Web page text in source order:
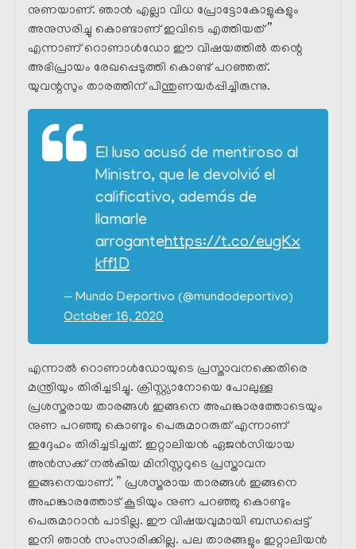
നുണയാണ്. ഞാൻ എല്ലാ വിധ പ്രോട്ടോകോളുകളും
അനുസരിച്ചു കൊണ്ടാണ് ഇവിടെ എത്തിയത് ”
എന്നാണ് റൊണാൾഡോ ഈ വിഷയത്തിൽ തന്റെ
അഭിപ്രായം രേഖപ്പെടുത്തി കൊണ്ട് പറഞ്ഞത്.
യുവന്റസും താരത്തിന് പിന്തുണയർപ്പിച്ചിരുന്നു.
El luso acusó de mentiroso al
Ministro, que le devolvió el
calificativo, además de
llamarle
arrogantehttps://t.co/eugKx
kff1D
— Mundo Deportivo (@mundodeportivo)
October 16, 2020
എന്നാൽ റൊണാൾഡോയുടെ പ്രസ്താവനക്കെതിരെ
മന്ത്രിയും തിരിച്ചടിച്ചു. ക്രിസ്റ്റ്യാനോയെ പോലുള്ള
പ്രശസ്തരായ താരങ്ങൾ ഇങ്ങനെ അഹങ്കാരത്തോടെയും
നുണ പറഞ്ഞു കൊണ്ടും പെരുമാറരുത് എന്നാണ്
ഇദ്ദേഹം തിരിച്ചടിച്ചത്. ഇറ്റാലിയൻ ഏജൻസിയായ
അൻസക്ക് നൽകിയ മിനിസ്റ്ററുടെ പ്രസ്താവന
ഇങ്ങനെയാണ്. ” പ്രശസ്തരായ താരങ്ങൾ ഇങ്ങനെ
അഹങ്കാരത്തോട് കൂടിയും നുണ പറഞ്ഞു കൊണ്ടും
പെരുമാറാൻ പാടില്ല. ഈ വിഷയവുമായി ബന്ധപ്പെട്ട്
ഇനി ഞാൻ സംസാരിക്കില്ല. പല താരങ്ങളും ഇറ്റാലിയൻ